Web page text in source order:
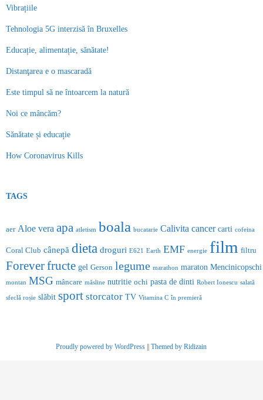
Vibrațiile
Tehnologia 5G interzisă în Bruxelles
Educație, alimentație, sănătate!
Distanţarea e o mascaradă
Este timpul să ne întoarcem la natură
Noi ce mâncăm?
Sănătate și educație
How Coronavirus Kills
TAGS
aer Aloe vera apa atletism boala bucatarie Calivita cancer carti cofeina
Coral Club cânepă dieta droguri E621 Earth EMF energie film filtru
Foreverfructe gel Gerson legume marathon maraton Mencinicopschi
montan MSG mâncare măsline nutritie ochi pasta de dinti Robert Ionescu salată
sfeclă roșie slăbit sport storcator TV Vitamina C în premieră
Proudly powered by WordPress ||Themed by Ridizain